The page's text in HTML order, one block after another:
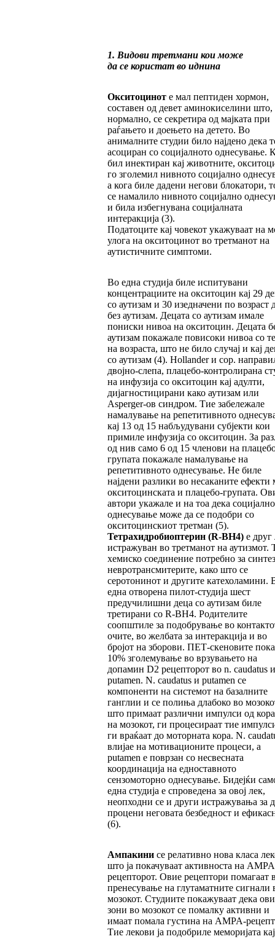
1. Видови третмани кои може
да се користат во иднина
Окситоциноте мал пептиден хормон,
составен од девет аминокиселини што,
нормално, се секретира од мајката при
раѓањето и доењето на детето. Во
анималните студии било најдено дека
асоциран со социјалното однесување.
бил инектиран кај животните,
го зголемил нивното социјално
а кога биле дадени негови блокатори,
се намалило нивното социјално
и била избегнувана социјалната
интеракција (3).
Податоците кај човекот укажуваат на
улога на окситоцинот во третманот на
аутистичните симптоми.
Во една студија биле испитувани
концентрациите на окситоцин кај 29
со аутизам и 30 изедначени по возраст
без аутизам. Децата со аутизам имале
пониски нивоа на окситоцин. Децата
аутизам покажале повисоки нивоа со
на возраста, што не било случај и кај
со аутизам (4). Hollander и сор.
двојно-слепа, плацебо-контролирана
на инфузија со окситоцин кај адулти,
дијагностицирани како аутизам или
Asperger-ов синдром. Тие забележале
намалување на репетитивното
кај 13 од 15 набљудувани субјекти кои
примиле инфузија со окситоцин. За
од нив само 6 од 15 членови на
групата покажале намалување на
репетитивното однесување. Не биле
најдени разлики во несаканите ефекти
окситоцинската и плацебо-групата.
автори укажале и на тоа дека
однесување може да се подобри со
окситоцинскиот третман (5).
Тетрахидробиоптерин (R-BH4) е друг
истражуван во третманот на аутизмот.
хемиско соединение потребно за
невротрансмитерите, како што се
серотонинот и другите катехоламини.
една отворена пилот-студија шест
предучилишни деца со аутизам биле
третирани со R-BH4. Родителите
соопштиле за подобрување во
очите, во желбата за интеракција и во
бројот на зборови. ПЕТ-скеновите
10% зголемување во врзувањето на
допамин D2 рецепторот во n. caudatus
putamen. N. caudatus и putamen се
компоненти на системот на базалните
ганглии и се полиња длабоко во
што примаат различни импулси од
на мозокот, ги процесираат тие
ги враќаат до моторната кора. N.
влијае на мотивационите процеси, а
putamen е поврзан со несвесната
координација на едноставното
сензомоторно однесување. Бидејќи
една студија е спроведена за овој лек,
неопходни се и други истражувања за
процени неговата безбедност и
(6).
Ампакинисе релативно нова класа
што ја покачуваат активноста на
рецепторот. Овие рецептори помагаат
пренесување на глутаматните сигнали
мозокот. Студиите покажуваат дека
зони во мозокот се помалку активни и
имаат помала густина на AMPA-
Тие лекови ја подобриле меморијата кај